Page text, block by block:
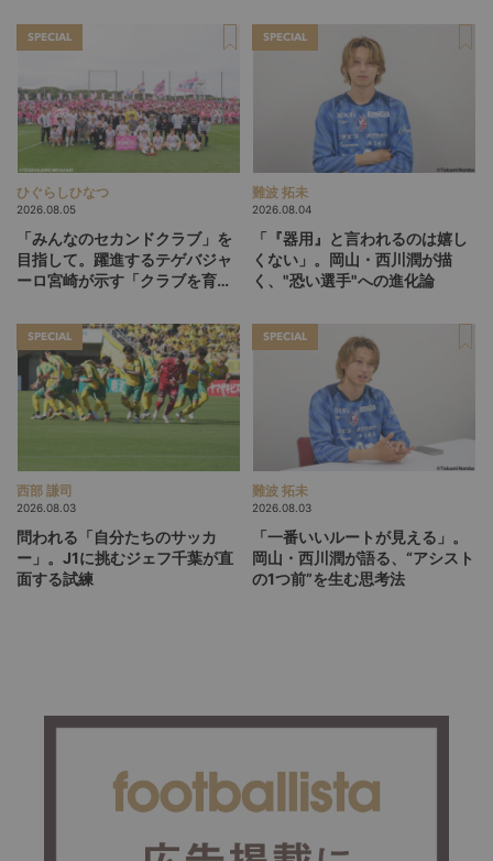
SPECIAL
ひぐらしひなつ
2026.08.05
「みんなのセカンドクラブ」を
目指して。躍進するテゲバジャ
ーロ宮崎が示す「クラブを育て
SPECIAL
難波 拓未
2026.08.04
「『器用』と言われるのは嬉し
くない」。岡山・西川潤が描
く、"恐い選手"への進化論
SPECIAL
西部 謙司
2026.08.03
問われる「自分たちのサッカ
ー」。J1に挑むジェフ千葉が直
面する試練
SPECIAL
難波 拓未
2026.08.03
「一番いいルートが見える」。
岡山・西川潤が語る、“アシスト
の1つ前”を生む思考法